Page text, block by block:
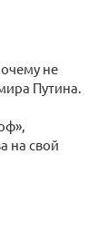
не
Путина.
на свой